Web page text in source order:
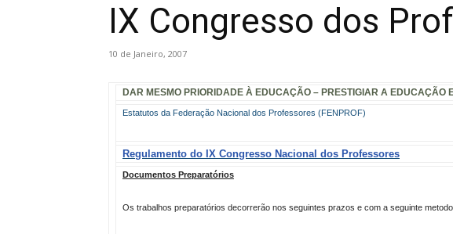
E
IX Congresso dos
10 de Janeiro, 2007
DAR MESMO PRIORIDADE À EDUCAÇÃO – PRESTIGIAR A EDUCAÇÃO
Estatutos da Federação Nacional dos Professores (FENPROF)
Regulamento do IX Congresso Nacional dos Professores
Documentos Preparatórios
Os trabalhos preparatórios decorrerão nos seguintes prazos e com a seguinte